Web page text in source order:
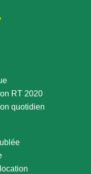
RT 2020
quotidien